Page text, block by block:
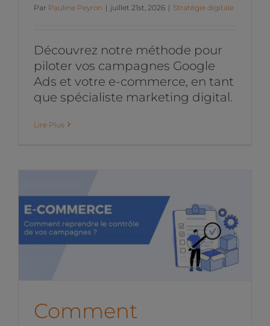
Par Pauline Peyron | juillet 21st, 2026 | Stratégie digitale
Découvrez notre méthode pour
piloter vos campagnes Google
Ads et votre e-commerce, en tant
que spécialiste marketing digital.
Lire Plus
Comment reprendre le
contrôle de vos campagnes
Google Ads ?
Comment